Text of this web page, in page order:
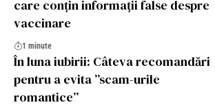
care conțin informații false despre
vaccinare
1 minute
În luna iubirii: Câteva recomandări
pentru a evita ”scam-urile
romantice”